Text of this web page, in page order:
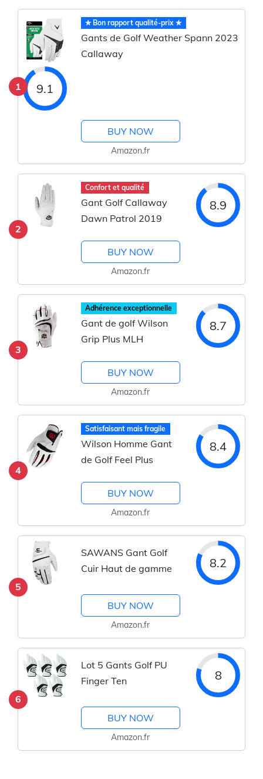
1
✯ Bon rapport qualité-prix ✯
Gants de Golf Weather Spann 2023
Callaway
9.1
BUY NOW
Amazon.fr
2
Confort et qualité
Gant Golf Callaway
Dawn Patrol 2019
8.9
BUY NOW
Amazon.fr
3
Adhérence exceptionnelle
Gant de golf Wilson
Grip Plus MLH
8.7
BUY NOW
Amazon.fr
4
Satisfaisant mais fragile
Wilson Homme Gant
de Golf Feel Plus
8.4
BUY NOW
Amazon.fr
5
SAWANS Gant Golf
Cuir Haut de gamme
8.2
BUY NOW
Amazon.fr
6
Lot 5 Gants Golf PU
Finger Ten
8
BUY NOW
Amazon.fr